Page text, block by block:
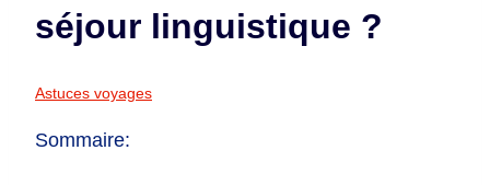
séjour linguistique ?
Astuces voyages
Sommaire: